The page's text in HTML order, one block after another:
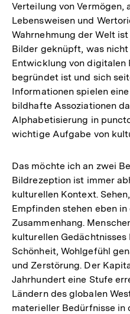
Verteilung von Vermögen,
Lebensweisen und
Wahrnehmung der Welt
Bilder geknüpft, was
Entwicklung von digitalen
begründet ist und sich
Informationen spielen
bildhafte Assoziationen
Alphabetisierung in
wichtige Aufgabe von
Das möchte ich an zwei
Bildrezeption ist immer
kulturellen Kontext.
Empfinden stehen eben in
Zusammenhang.
kulturellen
Schönheit, Wohlgefühl
und Zerstörung. Der
Jahrhundert eine Stufe
Ländern des globalen
materieller Bedürfnisse